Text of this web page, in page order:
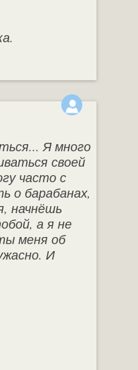
Я много
своей
часто с
о барабанах,
начнёшь
а я не
меня об
И